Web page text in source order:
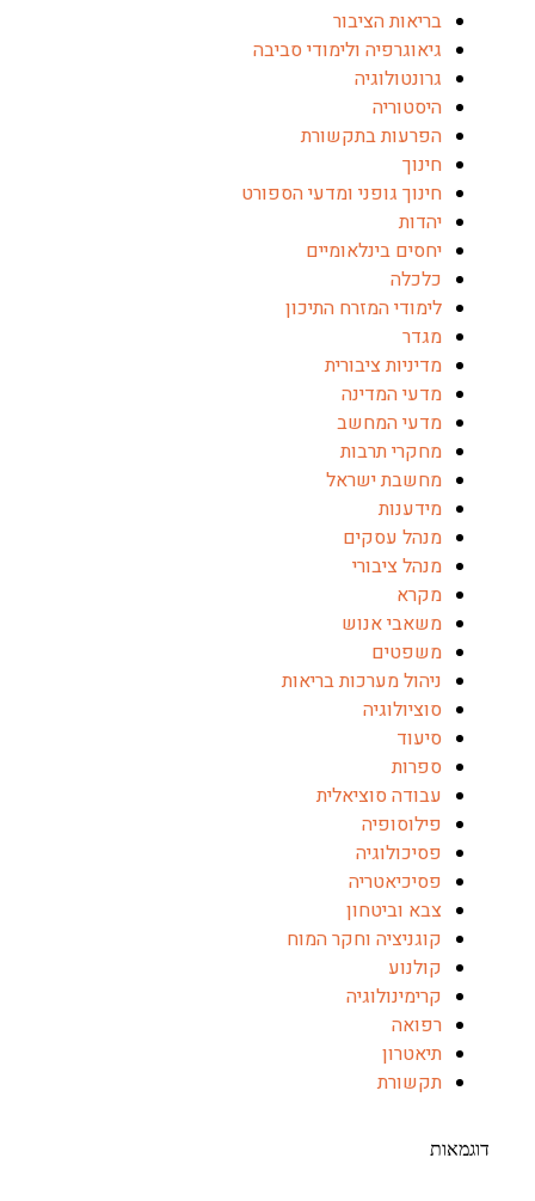
הציבור
ולימודי סביבה
בתקשורת
גופני ומדעי הספורט
בינלאומיים
המזרח התיכון
ציבורית
המדינה
המחשב
תרבות
ישראל
עסקים
ציבורי
אנוש
מערכות בריאות
סוציאלית
וביטחון
וחקר המוח